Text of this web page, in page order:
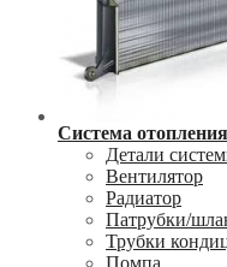
Система
Детали
Вентилятор
Радиатор
Патрубки/
Трубки
Помпа